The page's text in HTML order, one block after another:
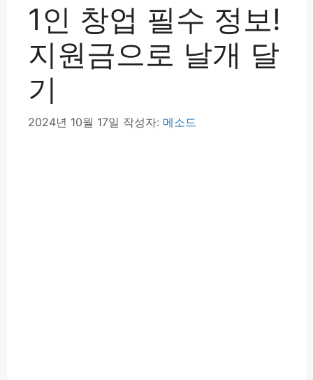
1인 창업 필수 정보!
지원금으로 날개 달
기
2024년 10월 17일 작성자: 메소드